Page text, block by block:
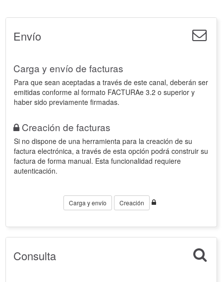
Envío
Carga y envío de facturas
Para que sean aceptadas a través de este canal, deberán ser
emitidas conforme al formato FACTURAe 3.2 o superior y
haber sido previamente firmadas.
Creación de facturas
Si no dispone de una herramienta para la creación de su
factura electrónica, a través de esta opción podrá construir su
factura de forma manual. Esta funcionalidad requiere
autenticación.
Carga y envío Creación
Consulta